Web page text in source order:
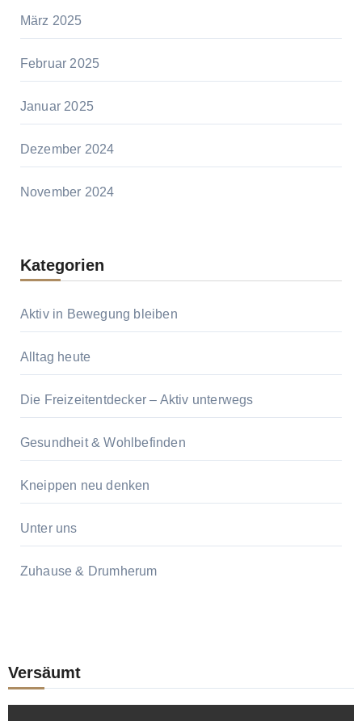
März 2025
Februar 2025
Januar 2025
Dezember 2024
November 2024
Kategorien
Aktiv in Bewegung bleiben
Alltag heute
Die Freizeitentdecker – Aktiv unterwegs
Gesundheit & Wohlbefinden
Kneippen neu denken
Unter uns
Zuhause & Drumherum
Versäumt